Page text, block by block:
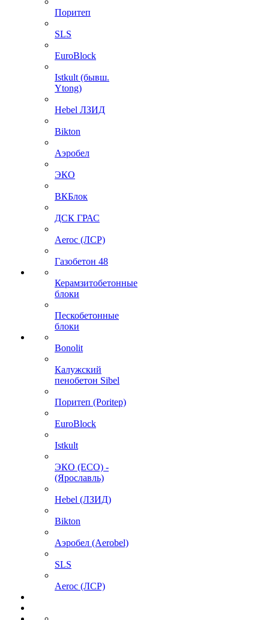
Поритеп
SLS
EuroBlock
Istkult (бывш.
Ytong)
Hebel ЛЗИД
Bikton
Аэробел
ЭКО
ВКБлок
ДСК ГРАС
Aeroc (ЛСР)
Газобетон 48
Керамзитобетонные
блоки
Пескобетонные
блоки
Bonolit
Калужский
пенобетон Sibel
Поритеп (Poritep)
EuroBlock
Istkult
ЭКО (ECO) -
(Ярославль)
Hebel (ЛЗИД)
Bikton
Аэробел (Aerobel)
SLS
Aeroc (ЛСР)